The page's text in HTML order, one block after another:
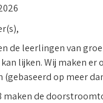
de leerlingen van
lijken. Wij maken
(gebaseerd op meer
maken de